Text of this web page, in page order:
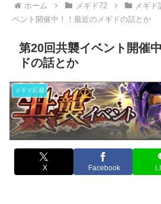
ホーム メギド72 メギド
ベント開催中！！最近のメギドの話とか
第20回共襲イベント開催
ドの話とか
メギド記録
X Facebook